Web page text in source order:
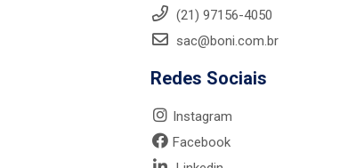
(21) 97156-4050
sac@boni.com.br
Redes Sociais
Instagram
Facebook